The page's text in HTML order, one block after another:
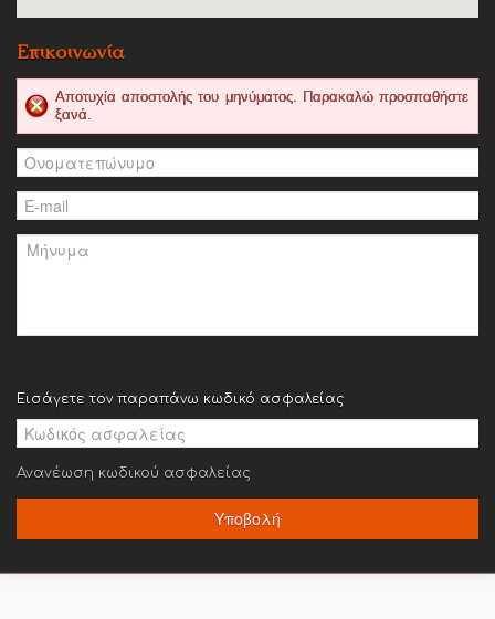
Επικοινωνία
Αποτυχία αποστολής του μηνύματος. Παρακαλώ προσπαθήστε
ξανά.
Εισάγετε τον παραπάνω κωδικό ασφαλείας
Ανανέωση κωδικού ασφαλείας
Υποβολή